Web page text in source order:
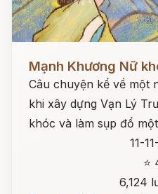
Mạnh Khương Nữ
Câu chuyện kể về một
khi xây dựng Vạn Lý
khóc và làm sụp đổ
11-
⭐
6,124